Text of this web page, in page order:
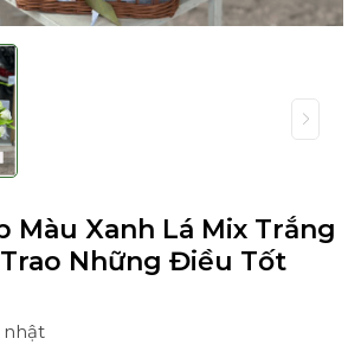
Màu Xanh Lá Mix Trắng
Những Điều Tốt
nhật